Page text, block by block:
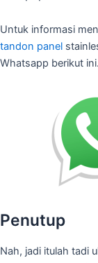
Untuk informasi
tandon panel
Whatsapp berikut ini.
Penutup
Nah, jadi itulah tadi